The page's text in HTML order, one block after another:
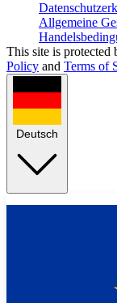
Allgemeine
This site is
Policy and Terms of
Deutsch